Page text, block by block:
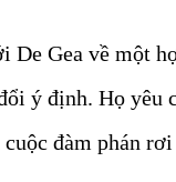
De Gea về một
ý định. Họ yêu
đàm phán rơi